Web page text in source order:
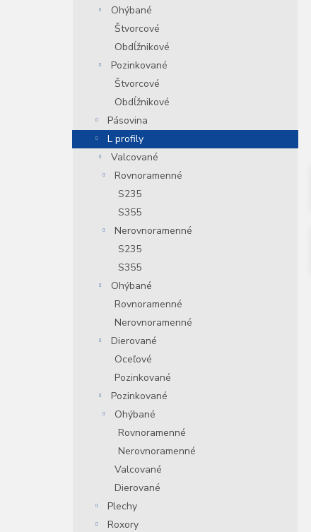
Ohýbané
Štvorcové
Obdĺžnikové
Pozinkované
Štvorcové
Obdĺžnikové
Pásovina
L profily
Valcované
Rovnoramenné
S235
S355
Nerovnoramenné
S235
S355
Ohýbané
Rovnoramenné
Nerovnoramenné
Dierované
Oceľové
Pozinkované
Pozinkované
Ohýbané
Rovnoramenné
Nerovnoramenné
Valcované
Dierované
Plechy
Roxory